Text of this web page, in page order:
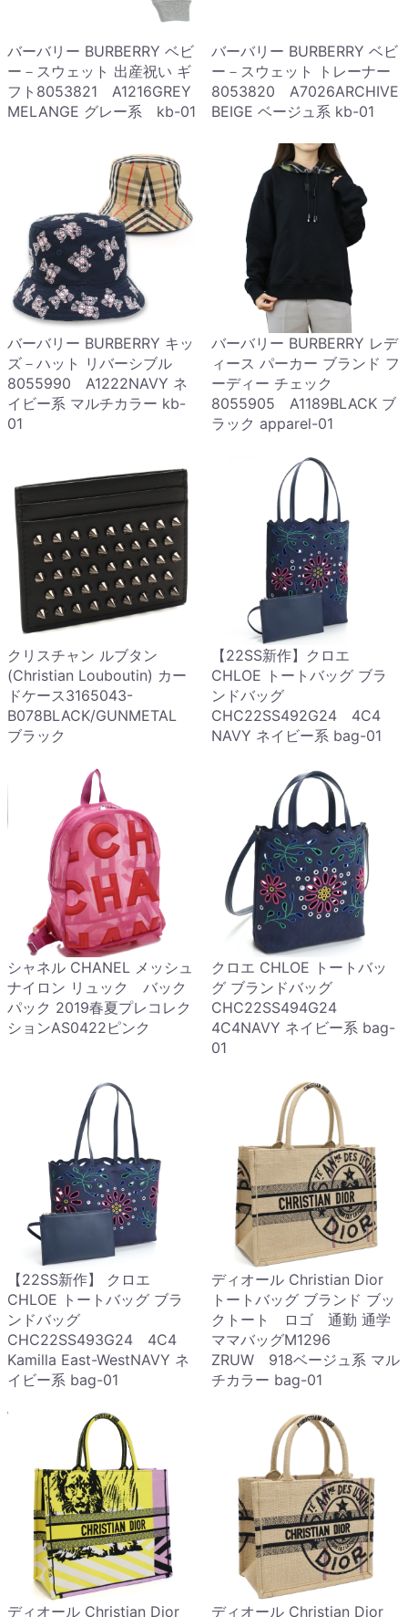
バーバリー BURBERRY ベビ
ー－スウェット 出産祝い ギ
フト8053821 A1216GREY
MELANGE グレー系 kb-01
バーバリー BURBERRY ベビ
ー－スウェット トレーナー
8053820 A7026ARCHIVE
BEIGE ベージュ系 kb-01
バーバリー BURBERRY キッ
ズ－ハット リバーシブル
8055990 A1222NAVY ネ
イビー系 マルチカラー kb-
01
バーバリー BURBERRY レデ
ィース パーカー ブランド フ
ーディー チェック
8055905 A1189BLACK ブ
ラック apparel-01
クリスチャン ルブタン
(Christian Louboutin) カー
ドケース3165043-
B078BLACK/GUNMETAL
ブラック
【22SS新作】クロエ
CHLOE トートバッグ ブラ
ンドバッグ
CHC22SS492G24 4C4
NAVY ネイビー系 bag-01
シャネル CHANEL メッシュ
ナイロン リュック バック
パック 2019春夏プレコレク
ションAS0422ピンク
クロエ CHLOE トートバッ
グ ブランドバッグ
CHC22SS494G24
4C4NAVY ネイビー系 bag-
01
【22SS新作】 クロエ
CHLOE トートバッグ ブラ
ンドバッグ
CHC22SS493G24 4C4
Kamilla East-WestNAVY ネ
イビー系 bag-01
ディオール Christian Dior
トートバッグ ブランド ブッ
クトート ロゴ 通勤 通学
ママバッグM1296
ZRUW 918ベージュ系 マル
チカラー bag-01
ディオール Christian Dior
ディオール Christian Dior